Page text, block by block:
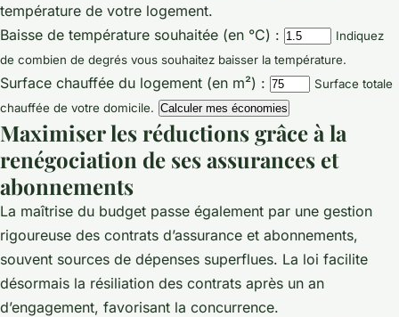
température de votre logement.
Baisse de température souhaitée (en °C) :
Indiquez
de combien de degrés vous souhaitez baisser la température.
Surface chauffée du logement (en m²) :
Surface totale
chauffée de votre domicile. Calculer mes économies
Maximiser les réductions grâce à la
renégociation de ses assurances et
abonnements
La maîtrise du budget passe également par une gestion
rigoureuse des contrats d’assurance et abonnements,
souvent sources de dépenses superflues. La loi facilite
désormais la résiliation des contrats après un an
d’engagement, favorisant la concurrence.